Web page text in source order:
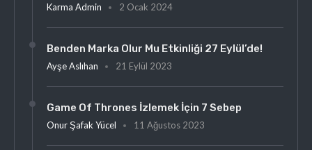
Karma Admin 2 Ocak 2024
Benden Marka Olur Mu Etkinliği 27 Eylül’de!
Ayşe Aslıhan 21 Eylül 2023
Game Of Thrones İzlemek İçin 7 Sebep
Onur Şafak Yücel 11 Ağustos 2023